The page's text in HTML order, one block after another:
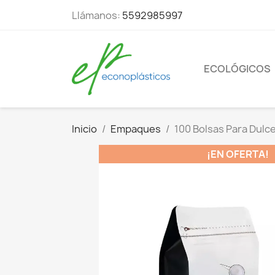
Llámanos: 5592985997
ECOLÓGICOS
Inicio Empaques
100 Bolsas Para
¡EN OFERTA!